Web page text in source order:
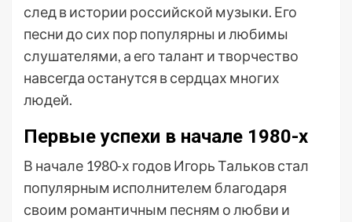
след в истории российской музыки. Его
песни до сих пор популярны и любимы
слушателями, а его талант и творчество
навсегда останутся в сердцах многих
людей.
Первые успехи в начале 1980-х
В начале 1980-х годов Игорь Тальков стал
популярным исполнителем благодаря
своим романтичным песням о любви и